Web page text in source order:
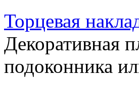
Торцевая
Декоративная
подоконника